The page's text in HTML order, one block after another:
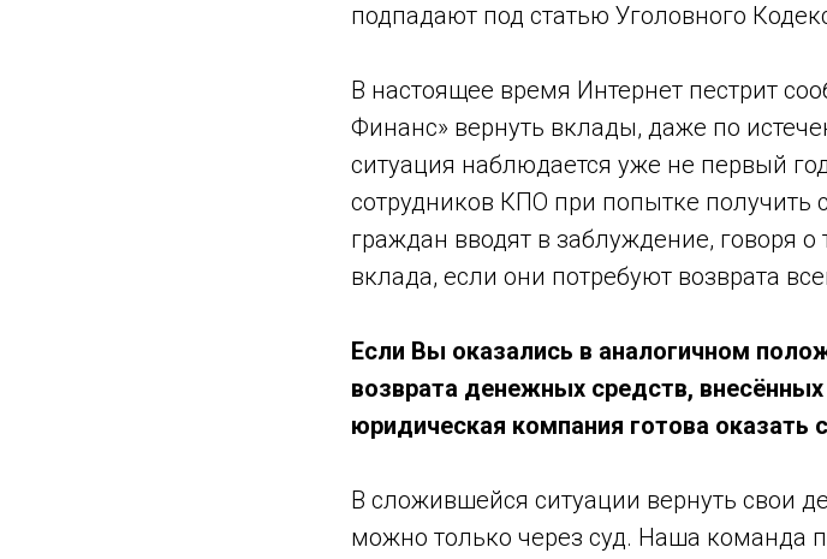
подпадают под статью Уголовного
В настоящее время Интернет пестрит
Финанс» вернуть вклады, даже по
ситуация наблюдается уже не первый
сотрудников КПО при попытке получить
граждан вводят в заблуждение, говоря
вклада, если они потребуют возврата
Если Вы оказались в аналогичном
возврата денежных средств,
юридическая компания готова оказать
В сложившейся ситуации вернуть свои
можно только через суд. Наша команда